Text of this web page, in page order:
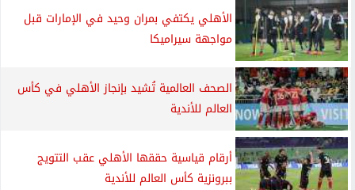
الأهلي يكتفي بمران وحيد في الإمارات قبل
مواجهة سيراميكا
الصحف العالمية تُشيد بإنجاز الأهلي في كأس
العالم للأندية
أرقام قياسية حققها الأهلي عقب التتويج
ببرونزية كأس العالم للأندية